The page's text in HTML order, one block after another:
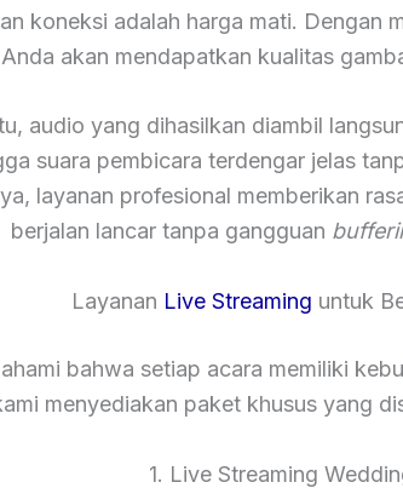
koneksi adalah harga mati. Dengan
Anda akan mendapatkan kualitas
audio yang dihasilkan diambil
suara pembicara terdengar jelas
layanan profesional memberikan
berjalan lancar tanpa gangguan
Layanan Live Streaming untuk
bahwa setiap acara memiliki
menyediakan paket khusus yang
1. Live Streaming